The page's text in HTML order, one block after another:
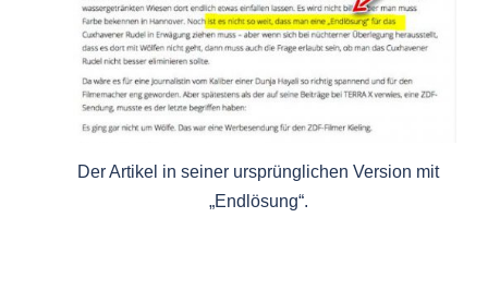
Der Artikel in seiner ursprünglichen Version mit
„Endlösung“.